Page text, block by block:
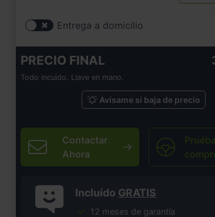
Entrega a domicilio
PRECIO FINAL
Todo incuido. Llave en mano.
Avísame si baja de precio
Contactar
Ahora
Incluído GRATIS
12 meses de garantía